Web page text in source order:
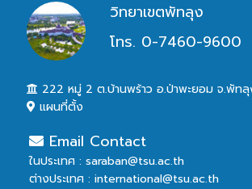
วิทยาเขตพัทลุง
โทร. 0-7460-9600
222 หมู่ 2 ต.บ้านพร้าว อ.ป่าพะยอม จ.พัท
แผนที่ตั้ง
Email Contact
ในประเทศ : saraban@tsu.ac.th
ต่างประเทศ : international@tsu.ac.th